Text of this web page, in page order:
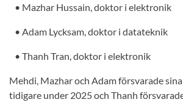
• Mazhar Hussain, doktor i elektronik
• Adam Lycksam, doktor i datateknik
• Thanh Tran, doktor i elektronik
Mehdi, Mazhar och Adam försvarade
tidigare under 2025 och Thanh